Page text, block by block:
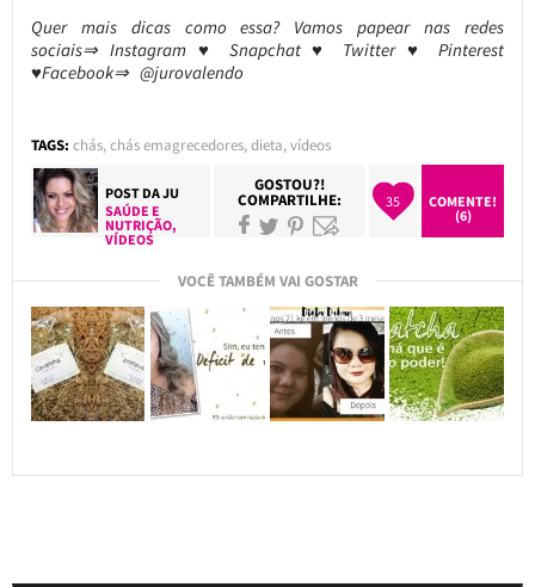
Quer mais dicas como essa? Vamos papear nas redes
sociais⇒ Instagram ♥ Snapchat ♥ Twitter ♥ Pinterest
♥Facebook⇒ @jurovalendo
TAGS: chás,chás emagrecedores,dieta,vídeos
POST DAJU
SAÚDE E
NUTRIÇÃO,
VÍDEOS
GOSTOU?!
COMPARTILHE: 35
COMENTE!
(6)
VOCÊ TAMBÉM VAI GOSTAR